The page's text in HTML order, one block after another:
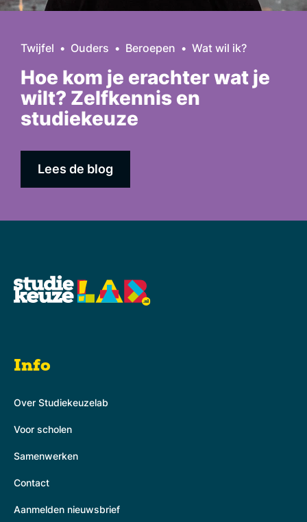
Twijfel Ouders Beroepen Wat wil ik?
Hoe kom je erachter wat je
wilt? Zelfkennis en
studiekeuze
Lees de blog
Info
Over Studiekeuzelab
Voor scholen
Samenwerken
Contact
Aanmelden nieuwsbrief